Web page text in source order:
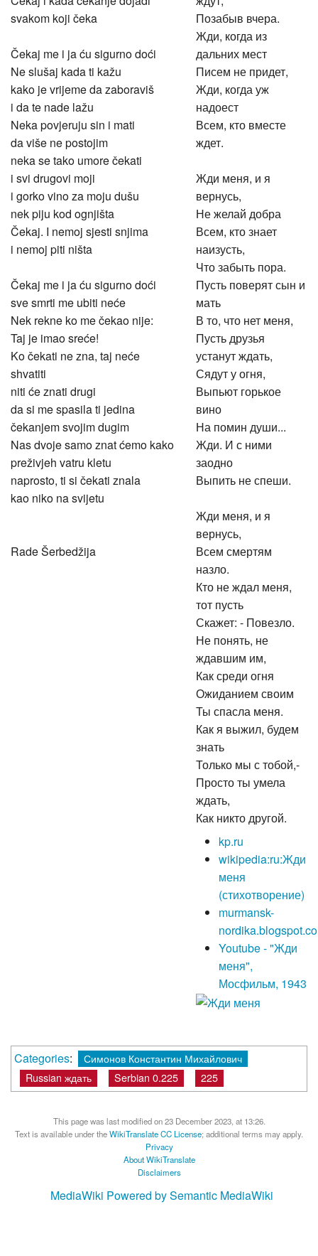
svakom koji čeka
Čekaj me i ja ću sigurno doći
Ne slušaj kada ti kažu
kako je vrijeme da zaboraviš
i da te nade lažu
Neka povjeruju sin i mati
da više ne postojim
neka se tako umore čekati
i svi drugovi moji
i gorko vino za moju dušu
nek piju kod ognjišta
Čekaj. I nemoj sjesti snjima
i nemoj piti ništa
Čekaj me i ja ću sigurno doći
sve smrti me ubiti neće
Nek rekne ko me čekao nije:
Taj je imao sreće!
Ko čekati ne zna, taj neće
shvatiti
niti će znati drugi
da si me spasila ti jedina
čekanjem svojim dugim
Nas dvoje samo znat ćemo kako
preživjeh vatru kletu
naprosto, ti si čekati znala
kao niko na svijetu
Rade Šerbedžija
Позабыв вчера.
Жди, когда из
дальних мест
Писем не придет,
Жди, когда уж
надоест
Всем, кто вместе
ждет.
Жди меня, и я
вернусь,
Не желай добра
Всем, кто знает
наизусть,
Что забыть пора.
Пусть поверят сын и
мать
В то, что нет меня,
Пусть друзья
устанут ждать,
Сядут у огня,
Выпьют горькое
вино
На помин души...
Жди. И с ними
заодно
Выпить не спеши.
Жди меня, и я
вернусь,
Всем смертям
назло.
Кто не ждал меня,
тот пусть
Скажет: - Повезло.
Не понять, не
ждавшим им,
Как среди огня
Ожиданием своим
Ты спасла меня.
Как я выжил, будем
знать
Только мы с тобой,-
Просто ты умела
ждать,
Как никто другой.
kp.ru
wikipedia:ru:Жди
меня
(стихотворение)
murmansk-
Youtube - "Жди
меня",
Мосфильм, 1943
Categories:
Симонов Константин Михайлович
Russian ждать
Serbian 0.225 225
This page was last modified on 23 December 2023, at 13:26.
Text is available under theWikiTranslate CC License; additional terms may apply.
Privacy
About WikiTranslate
Disclaimers
MediaWiki Powered by Semantic MediaWiki